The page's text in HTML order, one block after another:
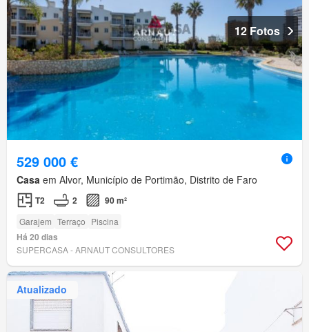
12 Fotos
529 000 €
Casa em Alvor, Município de Portimão, Distrito de Faro
T2 2 90 m²
Garajem Terraço Piscina
Há 20 dias
SUPERCASA - ARNAUT CONSULTORES
Atualizado